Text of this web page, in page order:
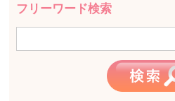
フリーワード検索